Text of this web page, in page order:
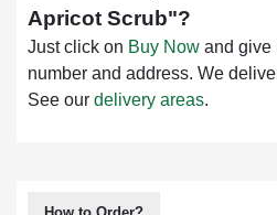
Apricot Scrub"?
Just click on Buy Now and give
number and address. We
See our delivery areas.